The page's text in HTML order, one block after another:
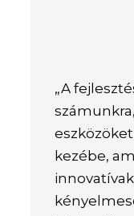
„A
kezébe,